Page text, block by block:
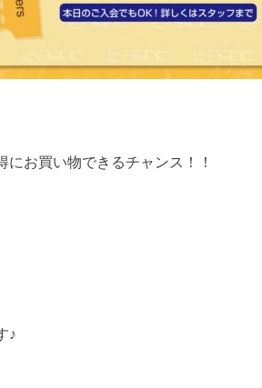
お買い物できるチャンス！！
♪